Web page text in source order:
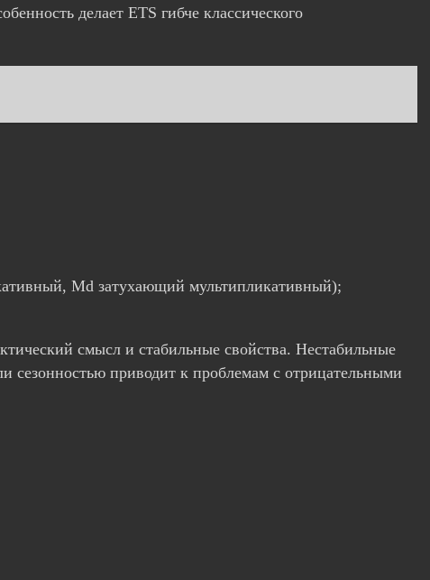
делает ETS гибче классического
Md затухающий мультипликативный);
смысл и стабильные свойства. Нестабильные
приводит к проблемам с отрицательными